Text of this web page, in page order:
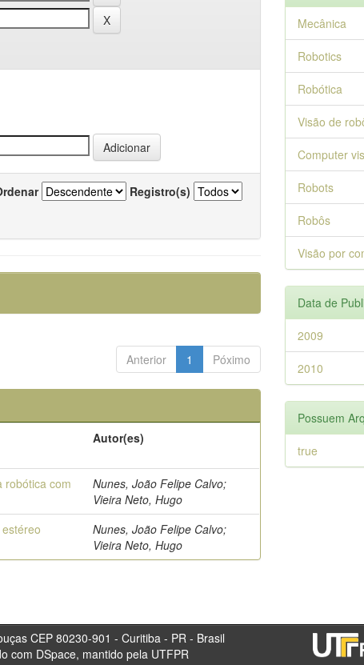
Registro(s)
Anterior 1 Póximo
Autor(es)
robótica com
Nunes, João Felipe Calvo;
Vieira Neto, Hugo
Nunes, João Felipe Calvo;
Vieira Neto, Hugo
Mecânica
Robotics
Robótica
Visão de
Computer
Robots
Robôs
Visão por
Data de
2009
2010
Possuem
true
CEP 80230-901 - Curitiba - PR - Brasil
com DSpace, mantido pela UTFPR